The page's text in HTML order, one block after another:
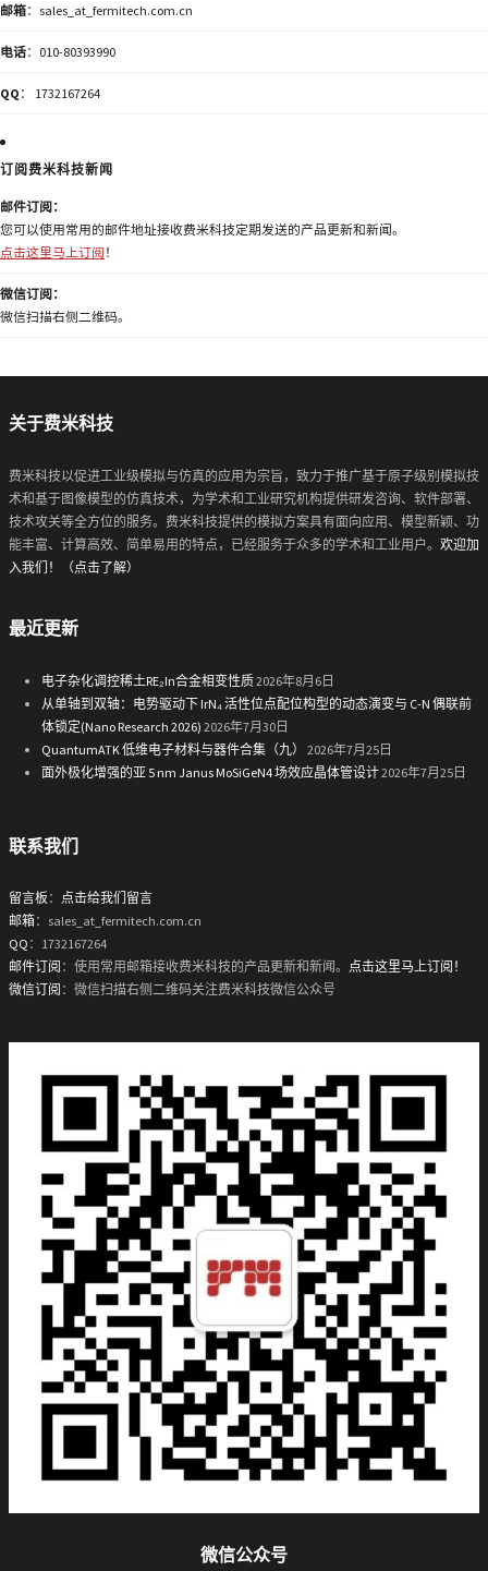
邮箱：sales_at_fermitech.com.cn
电话：010-80393990
QQ ： 1732167264
订阅费米科技新闻
邮件订阅：
您可以使用常用的邮件地址接收费米科技定期发送的产品更新和新闻。
点击这里马上订阅 ！
微信订阅：
微信扫描右侧二维码。
关于费米科技
费米科技以促进工业级模拟与仿真的应用为宗旨，致力于推广基于原子级别模拟技
术和基于图像模型的仿真技术，为学术和工业研究机构提供研发咨询、软件部署、
技术攻关等全方位的服务。费米科技提供的模拟方案具有面向应用、模型新颖、功
能丰富、计算高效、简单易用的特点，已经服务于众多的学术和工业用户。 欢迎加
入我们！（点击了解）
最近更新
电子杂化调控稀土RE₂In合金相变性质2026年8月6日
从单轴到双轴：电势驱动下 IrN₄ 活性位点配位构型的动态演变与 C-N 偶联前
体锁定(Nano Research 2026) 2026年7月30日
QuantumATK 低维电子材料与器件合集（九）
2026年7月25日
面外极化增强的亚 5 nm Janus MoSiGeN4 场效应晶体管设计2026年7月25日
联系我们
留言板 ： 点击给我们留言
邮箱：sales_at_fermitech.com.cn
QQ ：1732167264
邮件订阅 ：使用常用邮箱接收费米科技的产品更新和新闻。 点击这里马上订阅！
微信订阅 ：微信扫描右侧二维码关注费米科技微信公众号
微信公众号